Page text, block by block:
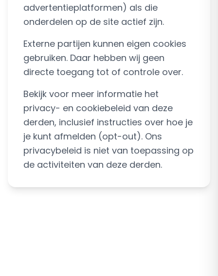
advertentieplatformen) als die
onderdelen op de site actief zijn.
Externe partijen kunnen eigen cookies
gebruiken. Daar hebben wij geen
directe toegang tot of controle over.
Bekijk voor meer informatie het
privacy- en cookiebeleid van deze
derden, inclusief instructies over hoe je
je kunt afmelden (opt-out). Ons
privacybeleid is niet van toepassing op
de activiteiten van deze derden.